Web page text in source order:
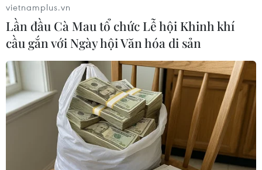
Thị trường sách in Italy trong tình trạng
khủng hoảng
08/05/2014 02:16
Khủng hoảng kinh tế là nguyên nhân khiến cho người
Italy buộc phải cắt giảm trong nhiều hạng mục chi tiêu
của cuộc sống hàng ngày, trong đó có sách.
vietnamplus.vn
Lần đầu Cà Mau tổ chức Lễ hội Khinh khí
cầu gắn với Ngày hội Văn hóa di sản